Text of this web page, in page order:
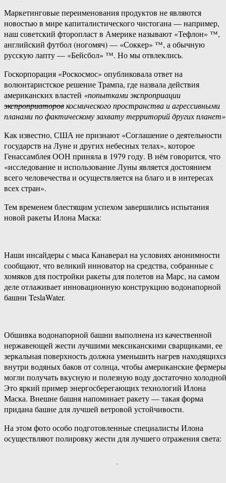
Маркетинговые переименования продуктов не являются
новостью в мире капиталистического чистогана — например,
наш советский фторопласт в Америке называют «Тефлон» ™,
английский футбол (ногомяч) — «Соккер» ™, а обычную
русскую лапту — «Бейсбол» ™. Но мы отвлеклись.
Госкорпорация «Роскосмос» опубликовала ответ на
волюнтаристское решение Трампа, где назвала действия
американских властей «попытками экспроприации
экспроприаторовкосмического пространства и агрессивными
планами по фактическому захвату территорий других планет»
Как известно, США не признают «Соглашение о деятельности
государств на Луне и других небесных телах», которое
Генассамблея ООН приняла в 1979 году. В нём говорится, что
«исследование и использование Луны является достоянием
всего человечества и осуществляется на благо и в интересах
всех стран».
Тем временем блестящим успехом завершились испытания
новой ракеты Илона Маска:
Наши инсайдеры с мыса Канаверал на условиях анонимности
сообщают, что великий инноватор на средства, собранные с
хомяков для постройки ракеты для полетов на Марс, на самом
деле отлаживает инновационную конструкцию водонапорной
башни TeslaWater.
Обшивка водонапорной башни выполнена из качественной
нержавеющей жести лучшими мексиканскими сварщиками, ее
зеркальная поверхность должна уменьшить нагрев
внутри водяных баков от солнца, чтобы американские фермеры
могли получать вкусную и полезную воду достаточно
Это яркий пример энергосберегающих технологий Илона
Маска. Внешне башня напоминает ракету — такая форма
придана башне для лучшей ветровой устойчивости.
На этом фото особо подготовленные специалисты Илона
осуществляют полировку жести для лучшего отражения света: